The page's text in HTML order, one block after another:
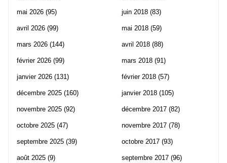
mai 2026 (95)
avril 2026 (99)
mars 2026 (144)
février 2026 (99)
janvier 2026 (131)
décembre 2025 (160)
novembre 2025 (92)
octobre 2025 (47)
septembre 2025 (39)
août 2025 (9)
juin 2018 (83)
mai 2018 (59)
avril 2018 (88)
mars 2018 (91)
février 2018 (57)
janvier 2018 (105)
décembre 2017 (82)
novembre 2017 (78)
octobre 2017 (93)
septembre 2017 (96)